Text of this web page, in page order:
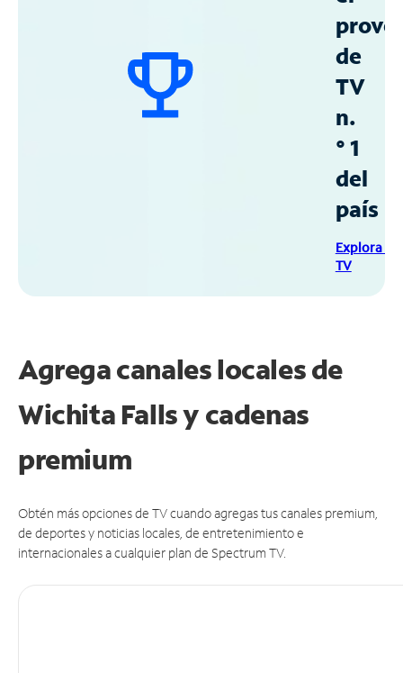
de
TV
n.
° 1
del
país
Explora
TV
Agrega canales locales de
Wichita Falls y cadenas
premium
Obtén más opciones de TV cuando agregas tus canales premium,
de deportes y noticias locales, de entretenimiento e
internacionales a cualquier plan de Spectrum TV.